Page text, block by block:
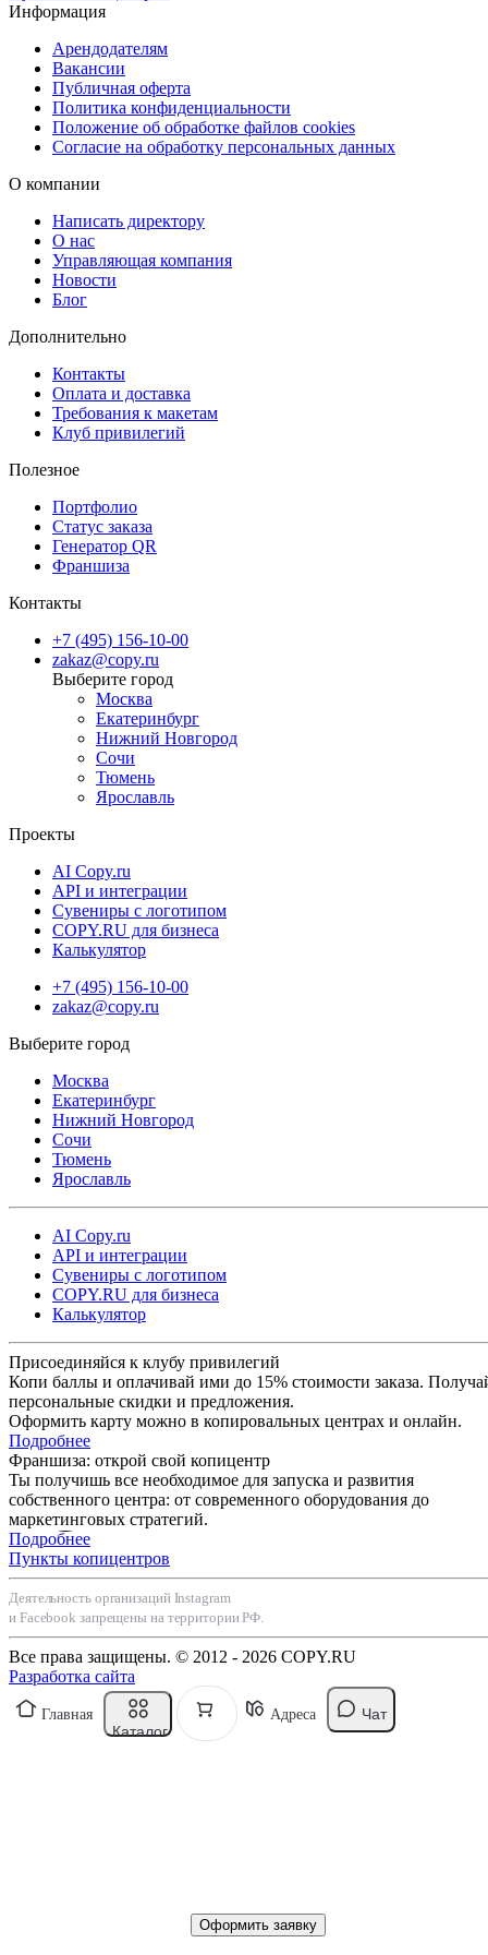
быстро и удобно.
Информация
Арендодателям
Вакансии
Публичная оферта
Политика конфиденциальности
Положение об обработке файлов cookies
Согласие на обработку персональных данных
О компании
Написать директору
О нас
Управляющая компания
Новости
Блог
Дополнительно
Контакты
Оплата и доставка
Требования к макетам
Клуб привилегий
Полезное
Портфолио
Статус заказа
Генератор QR
Франшиза
Контакты
+7 (495) 156-10-00
zakaz@copy.ru
Москва
Екатеринбург
Нижний Новгород
Сочи
Тюмень
Ярославль
Проекты
AI Copy.ru
API и интеграции
Сувениры с логотипом
COPY.RU для бизнеса
Калькулятор
+7 (495) 156-10-00
zakaz@copy.ru
Москва
Екатеринбург
Нижний Новгород
Сочи
Тюмень
Ярославль
AI Copy.ru
API и интеграции
Сувениры с логотипом
COPY.RU для бизнеса
Калькулятор
Присоединяйся к клубу привилегий
Копи баллы и оплачивай ими до 15% стоимости заказа.
персональные скидки и предложения.
Оформить карту можно в копировальных центрах и онлайн.
Подробнее
Франшиза: открой свой копицентр
Ты получишь все необходимое для запуска и развития
собственного центра: от современного оборудования до
маркетинговых стратегий.
Подробнее
Пункты копицентров
Деятельность организаций Instagram
и Facebook запрещены на территории РФ.
Все права защищены. © 2012 - 2026 COPY.RU
Разработка сайта
Главная
Каталог
Адреса Чат
Оформить заявку